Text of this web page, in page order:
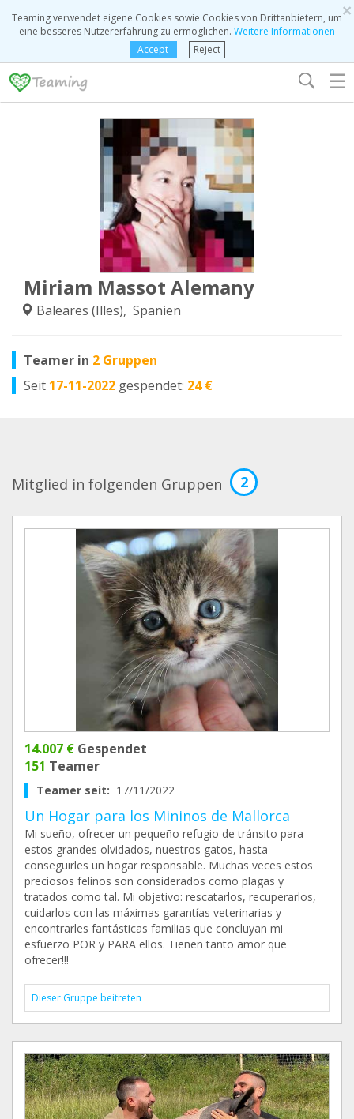
×
Teaming verwendet eigene Cookies sowie Cookies von Drittanbietern, um
eine besseres Nutzererfahrung zu ermöglichen. Weitere Informationen
Accept
Reject
☰
Miriam Massot Alemany
Baleares (Illes), Spanien
Teamer in 2 Gruppen
Seit 17-11-2022 gespendet: 24 €
Mitglied in folgenden Gruppen 2
14.007 € Gespendet
151 Teamer
Teamer seit: 17/11/2022
Un Hogar para los Mininos de Mallorca
Mi sueño, ofrecer un pequeño refugio de tránsito para
estos grandes olvidados, nuestros gatos, hasta
conseguirles un hogar responsable. Muchas veces estos
preciosos felinos son considerados como plagas y
tratados como tal. Mi objetivo: rescatarlos, recuperarlos,
cuidarlos con las máximas garantías veterinarias y
encontrarles fantásticas familias que concluyan mi
esfuerzo POR y PARA ellos. Tienen tanto amor que
ofrecer!!!
Dieser Gruppe beitreten